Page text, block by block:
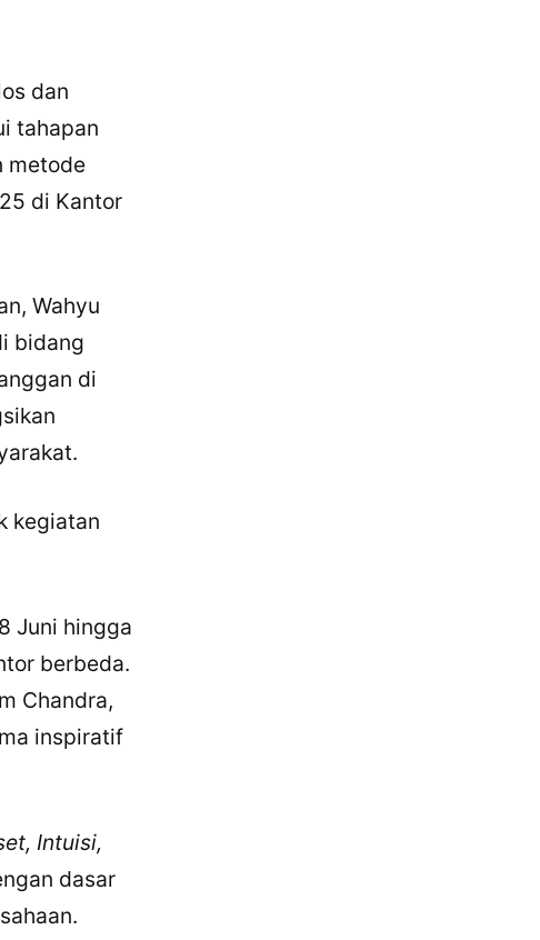
dan
tahapan
metode
di Kantor
Wahyu
bidang
di
kegiatan
Juni hingga
berbeda.
Chandra,
inspiratif
Intuisi,
dasar